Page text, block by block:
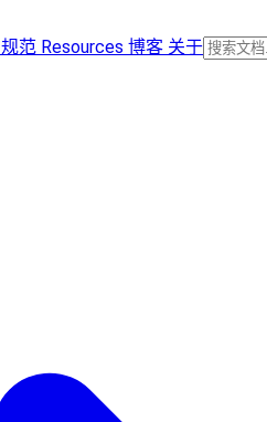
规范 Resources 博客 关于